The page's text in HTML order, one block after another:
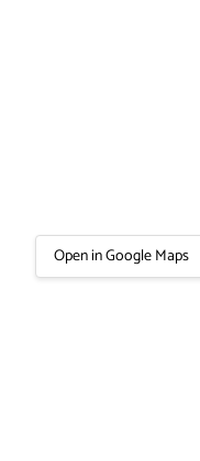
Open in Google Maps